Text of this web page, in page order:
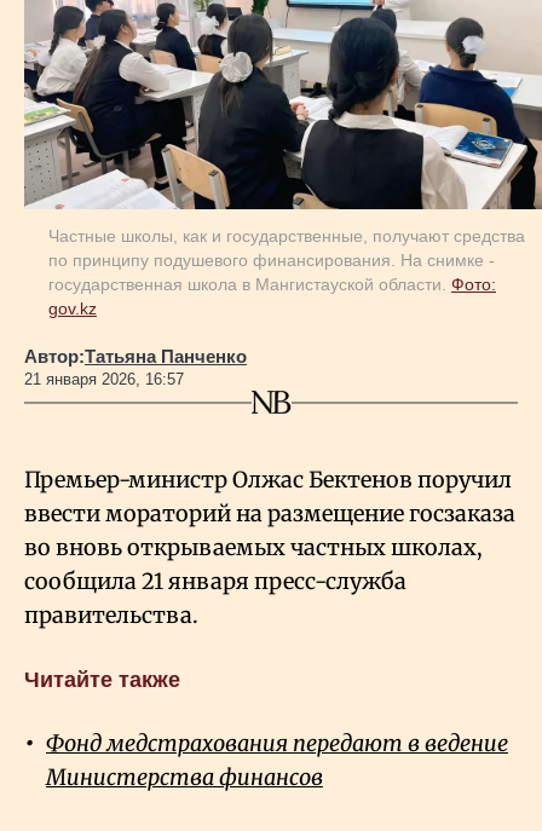
Геополитика
Исследования
Люди
Life & Arts
Все новости
Частные школы, как и государственные, получают средства
по принципу подушевого финансирования. На снимке -
государственная школа в Мангистауской области. Фото:
gov.kz
Автор:Татьяна Панченко
21 января 2026, 16:57
Премьер-министр Олжас Бектенов поручил
ввести мораторий на размещение госзаказа
во вновь открываемых частных школах,
сообщила 21 января пресс-служба
правительства.
Читайте также
Фонд медстрахования передают в ведение
Министерства финансов